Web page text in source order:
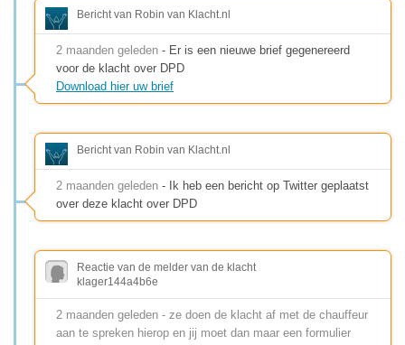
Bericht van Robin van Klacht.nl
2 maanden geleden - Er is een nieuwe brief gegenereerd
voor de klacht over DPD
Download hier uw brief
Bericht van Robin van Klacht.nl
2 maanden geleden - Ik heb een bericht op Twitter geplaatst
over deze klacht over DPD
Reactie van de melder van de klacht
klager144a4b6e
2 maanden geleden - ze doen de klacht af met de chauffeur
aan te spreken hierop en jij moet dan maar een formulier